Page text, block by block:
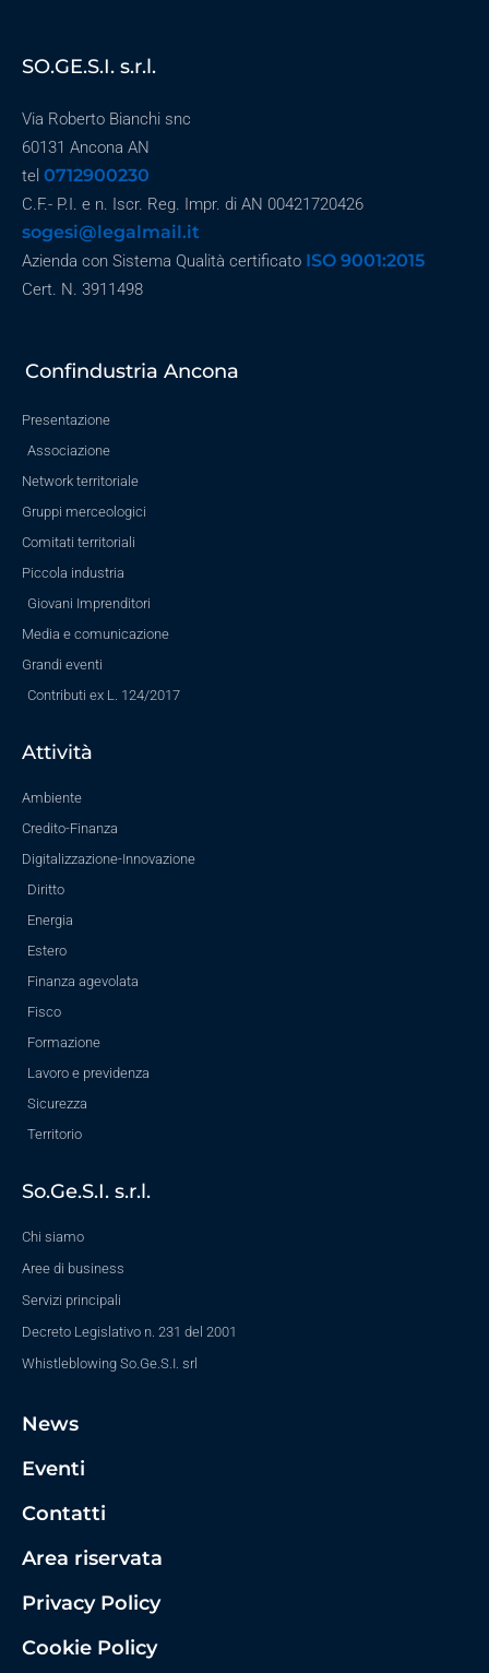
SO.GE.S.I. s.r.l.
Via Roberto Bianchi snc
60131 Ancona AN
tel 0712900230
C.F.- P.I. e n. Iscr. Reg. Impr. di AN 00421720426
sogesi@legalmail.it
Azienda con Sistema Qualità certificato ISO 9001:2015
Cert. N. 3911498
Confindustria Ancona
Presentazione
Associazione
Network territoriale
Gruppi merceologici
Comitati territoriali
Piccola industria
Giovani Imprenditori
Media e comunicazione
Grandi eventi
Contributi ex L. 124/2017
Attività
Ambiente
Credito-Finanza
Digitalizzazione-Innovazione
Diritto
Energia
Estero
Finanza agevolata
Fisco
Formazione
Lavoro e previdenza
Sicurezza
Territorio
So.Ge.S.I. s.r.l.
Chi siamo
Aree di business
Servizi principali
Decreto Legislativo n. 231 del 2001
Whistleblowing So.Ge.S.I. srl
News
Eventi
Contatti
Area riservata
Privacy Policy
Cookie Policy